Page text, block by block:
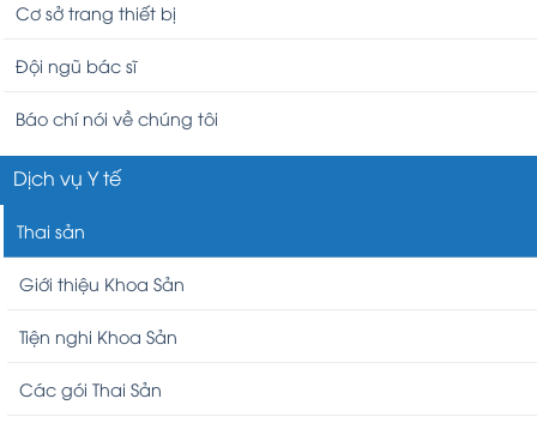
Cơ sở trang thiết bị
Đội ngũ bác sĩ
Báo chí nói về chúng tôi
Dịch vụ Y tế
Thai sản
Giới thiệu Khoa Sản
Tiện nghi Khoa Sản
Các gói Thai Sản